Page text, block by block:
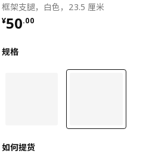
框架支腿，白色，23.5 厘米
¥50.00
¥ 50.00
规格
如何提货